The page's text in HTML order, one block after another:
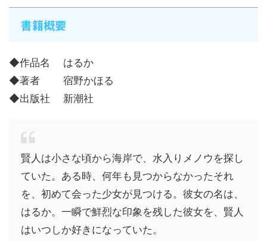
書籍概要
◆作品名 はるか
◆著者 宿野かほる
◆出版社 新潮社
賢人は小さな頃から海岸で、水入りメノウを探し
ていた。ある時、何年も見つからなかったそれ
を、初めて会った少女が見つける。彼女の名は、
はるか。一瞬で鮮烈な印象を残した彼女を、賢人
はいつしか好きになっていた。